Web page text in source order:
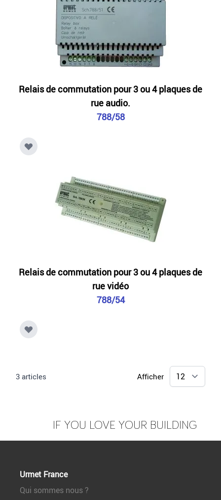
Relais de commutation pour 3 ou 4 plaques de
rue audio.
788/58
Relais de commutation pour 3 ou 4 plaques de
rue vidéo
788/54
3 articles Afficher
IF YOU LOVE YOUR BUILDING
Urmet France
Qui sommes nous ?